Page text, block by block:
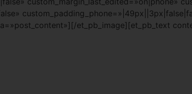
et_pb_image][et_pb_text